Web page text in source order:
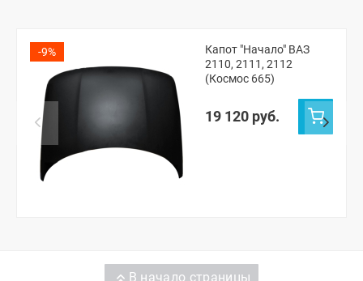
-9%
Капот "Начало" ВАЗ
2110, 2111, 2112
(Космос 665)
19 120 руб.
В начало страницы